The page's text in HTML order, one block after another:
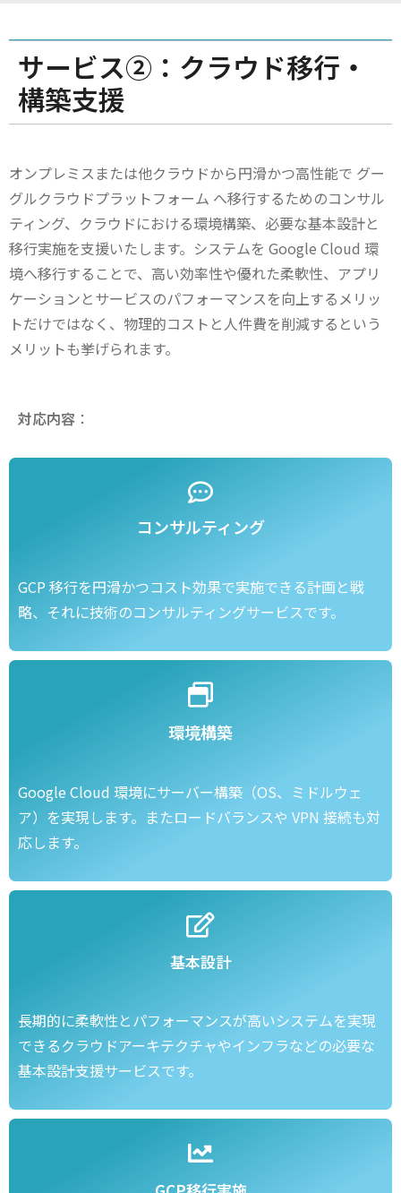
サービス②：クラウド移行・
構築支援
オンプレミスまたは他クラウドから円滑かつ高性能で グー
グルクラウドプラットフォーム へ移行するためのコンサル
ティング、クラウドにおける環境構築、必要な基本設計と
移行実施を支援いたします。システムを Google Cloud 環
境へ移行することで、高い効率性や優れた柔軟性、アプリ
ケーションとサービスのパフォーマンスを向上するメリッ
トだけではなく、物理的コストと人件費を削減するという
メリットも挙げられます。
対応内容 ：
コンサルティング
GCP 移行を円滑かつコスト効果で実施できる計画と戦
略、それに技術のコンサルティングサービスです。
環境構築
Google Cloud 環境にサーバー構築（OS、ミドルウェ
ア）を実現します。またロードバランスや VPN 接続も対
応します。
基本設計
長期的に柔軟性とパフォーマンスが高いシステムを実現
できるクラウドアーキテクチャやインフラなどの必要な
基本設計支援サービスです。